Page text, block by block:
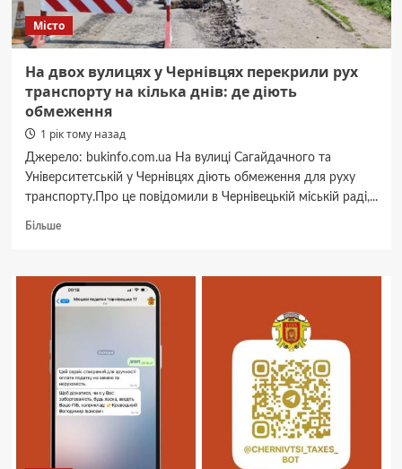
Місто
На двох вулицях у Чернівцях перекрили рух
транспорту на кілька днів: де діють
обмеження
1 рік тому назад
Джерело: bukinfo.com.ua На вулиці Сагайдачного та
Університетській у Чернівцях діють обмеження для руху
транспорту.Про це повідомили в Чернівецькій міській раді,...
БільшеДокладніше
двох
вулицях
у
транспорту
на
кілька